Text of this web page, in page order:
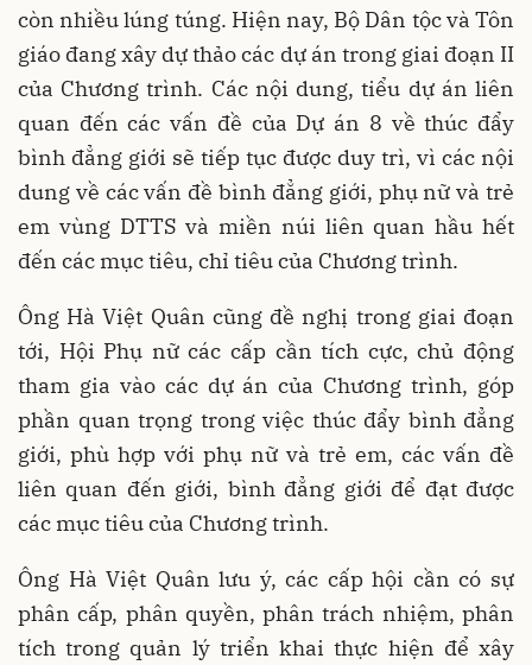
còn nhiều lúng túng. Hiện nay, Bộ Dân tộc và Tôn
giáo đang xây dự thảo các dự án trong giai đoạn II
của Chương trình. Các nội dung, tiểu dự án liên
quan đến các vấn đề của Dự án 8 về thúc đẩy
bình đẳng giới sẽ tiếp tục được duy trì, vì các nội
dung về các vấn đề bình đẳng giới, phụ nữ và trẻ
em vùng DTTS và miền núi liên quan hầu hết
đến các mục tiêu, chỉ tiêu của Chương trình.
Ông Hà Việt Quân cũng đề nghị trong giai đoạn
tới, Hội Phụ nữ các cấp cần tích cực, chủ động
tham gia vào các dự án của Chương trình, góp
phần quan trọng trong việc thúc đẩy bình đẳng
giới, phù hợp với phụ nữ và trẻ em, các vấn đề
liên quan đến giới, bình đẳng giới để đạt được
các mục tiêu của Chương trình.
Ông Hà Việt Quân lưu ý, các cấp hội cần có sự
phân cấp, phân quyền, phân trách nhiệm, phân
tích trong quản lý triển khai thực hiện để xây